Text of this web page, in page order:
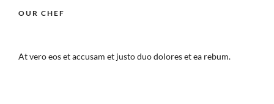
OUR CHEF
At vero eos et accusam et justo duo dolores et ea rebum.